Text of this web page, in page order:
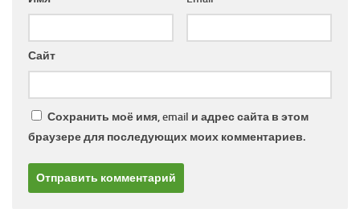
Сайт
Сохранить моё имя, email и адрес сайта в этом
браузере для последующих моих комментариев.